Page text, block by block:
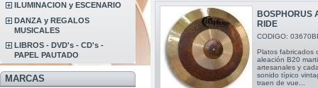
ILUMINACION y ESCENARIO
DANZA y REGALOS
MUSICALES
LIBROS - DVD's - CD's -
PAPEL PAUTADO
MARCAS
BOSPHORUS
RIDE
CODIGO:
Platos fabricados
aleación B20
artesanales y
sonido típico
traen de vue...